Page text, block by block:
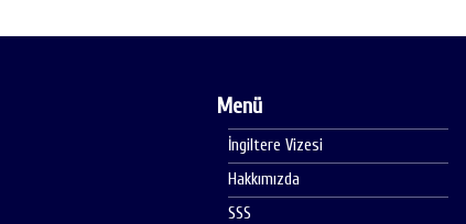
Menü
İngiltere Vizesi
Hakkımızda
SSS